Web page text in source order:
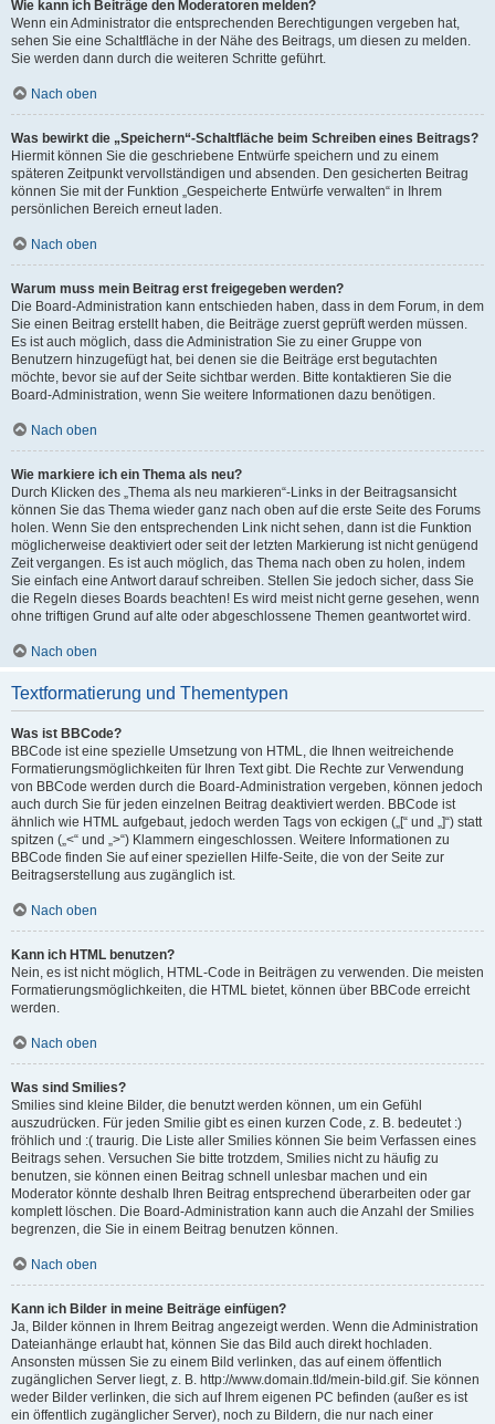
Wie kann ich Beiträge den Moderatoren melden?
Wenn ein Administrator die entsprechenden Berechtigungen vergeben hat,
sehen Sie eine Schaltfläche in der Nähe des Beitrags, um diesen zu melden.
Sie werden dann durch die weiteren Schritte geführt.
Nach oben
Was bewirkt die „Speichern“-Schaltfläche beim Schreiben eines Beitrags?
Hiermit können Sie die geschriebene Entwürfe speichern und zu einem
späteren Zeitpunkt vervollständigen und absenden. Den gesicherten Beitrag
können Sie mit der Funktion „Gespeicherte Entwürfe verwalten“ in Ihrem
persönlichen Bereich erneut laden.
Nach oben
Warum muss mein Beitrag erst freigegeben werden?
Die Board-Administration kann entschieden haben, dass in dem Forum, in dem
Sie einen Beitrag erstellt haben, die Beiträge zuerst geprüft werden müssen.
Es ist auch möglich, dass die Administration Sie zu einer Gruppe von
Benutzern hinzugefügt hat, bei denen sie die Beiträge erst begutachten
möchte, bevor sie auf der Seite sichtbar werden. Bitte kontaktieren Sie die
Board-Administration, wenn Sie weitere Informationen dazu benötigen.
Nach oben
Wie markiere ich ein Thema als neu?
Durch Klicken des „Thema als neu markieren“-Links in der Beitragsansicht
können Sie das Thema wieder ganz nach oben auf die erste Seite des Forums
holen. Wenn Sie den entsprechenden Link nicht sehen, dann ist die Funktion
möglicherweise deaktiviert oder seit der letzten Markierung ist nicht genügend
Zeit vergangen. Es ist auch möglich, das Thema nach oben zu holen, indem
Sie einfach eine Antwort darauf schreiben. Stellen Sie jedoch sicher, dass Sie
die Regeln dieses Boards beachten! Es wird meist nicht gerne gesehen, wenn
ohne triftigen Grund auf alte oder abgeschlossene Themen geantwortet wird.
Nach oben
Textformatierung und Thementypen
Was ist BBCode?
BBCode ist eine spezielle Umsetzung von HTML, die Ihnen weitreichende
Formatierungsmöglichkeiten für Ihren Text gibt. Die Rechte zur Verwendung
von BBCode werden durch die Board-Administration vergeben, können jedoch
auch durch Sie für jeden einzelnen Beitrag deaktiviert werden. BBCode ist
ähnlich wie HTML aufgebaut, jedoch werden Tags von eckigen („[“ und „]“) statt
spitzen („<“ und „>“) Klammern eingeschlossen. Weitere Informationen zu
BBCode finden Sie auf einer speziellen Hilfe-Seite, die von der Seite zur
Beitragserstellung aus zugänglich ist.
Nach oben
Kann ich HTML benutzen?
Nein, es ist nicht möglich, HTML-Code in Beiträgen zu verwenden. Die meisten
Formatierungsmöglichkeiten, die HTML bietet, können über BBCode erreicht
werden.
Nach oben
Was sind Smilies?
Smilies sind kleine Bilder, die benutzt werden können, um ein Gefühl
auszudrücken. Für jeden Smilie gibt es einen kurzen Code, z. B. bedeutet :)
fröhlich und :( traurig. Die Liste aller Smilies können Sie beim Verfassen eines
Beitrags sehen. Versuchen Sie bitte trotzdem, Smilies nicht zu häufig zu
benutzen, sie können einen Beitrag schnell unlesbar machen und ein
Moderator könnte deshalb Ihren Beitrag entsprechend überarbeiten oder gar
komplett löschen. Die Board-Administration kann auch die Anzahl der Smilies
begrenzen, die Sie in einem Beitrag benutzen können.
Nach oben
Kann ich Bilder in meine Beiträge einfügen?
Ja, Bilder können in Ihrem Beitrag angezeigt werden. Wenn die Administration
Dateianhänge erlaubt hat, können Sie das Bild auch direkt hochladen.
Ansonsten müssen Sie zu einem Bild verlinken, das auf einem öffentlich
zugänglichen Server liegt, z. B. http://www.domain.tld/mein-bild.gif. Sie können
weder Bilder verlinken, die sich auf Ihrem eigenen PC befinden (außer es ist
ein öffentlich zugänglicher Server), noch zu Bildern, die nur nach einer